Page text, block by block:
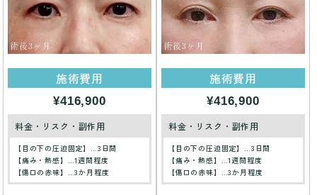
施術費用
¥416,900
料金・リスク・副作用
【目の下の圧迫固定】…3日間
【痛み・熱感】…1週間程度
【傷口の赤味】…3か月程度
施術費用
¥416,900
料金・リスク・副作用
【目の下の圧迫固定】…3日間
【痛み・熱感】…1週間程度
【傷口の赤味】…3か月程度